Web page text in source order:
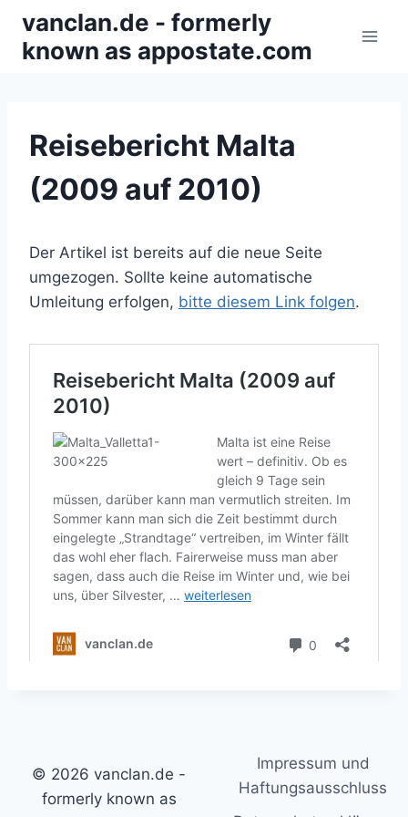
Inhalt
springen
vanclan.de - formerly
known as appostate.com
Reisebericht Malta
(2009 auf 2010)
Der Artikel ist bereits auf die neue Seite
umgezogen. Sollte keine automatische
Umleitung erfolgen, bitte diesem Link folgen.
© 2026 vanclan.de -
formerly known as
Impressum und
Haftungsausschluss